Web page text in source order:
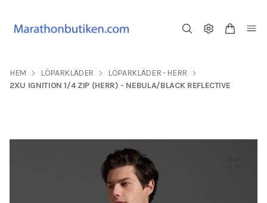
HEM LÖPARKLÄDER
LÖPARKLÄDER - HERR
2XU IGNITION 1/4 ZIP (HERR) - NEBULA/BLACK REFLECTIVE